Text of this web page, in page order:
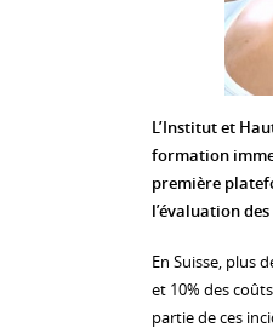
L’Institut et
formation
première
l’évaluation
En Suisse, plus
et 10% des
partie de ces